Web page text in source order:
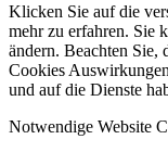
Klicken Sie auf die
mehr zu erfahren. Sie
ändern. Beachten Sie,
Cookies
und auf die Dienste
Notwendige Website